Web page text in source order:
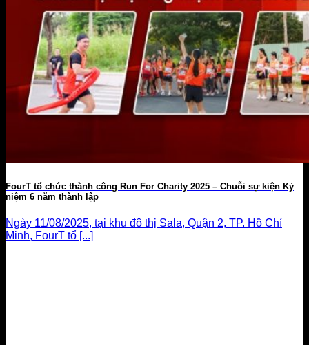
FourT tổ chức thành công Run For Charity 2025 – Chuỗi sự kiện Kỷ
niệm 6 năm thành lập
Ngày 11/08/2025, tại khu đô thị Sala, Quận 2, TP. Hồ Chí
Minh, FourT tổ [...]